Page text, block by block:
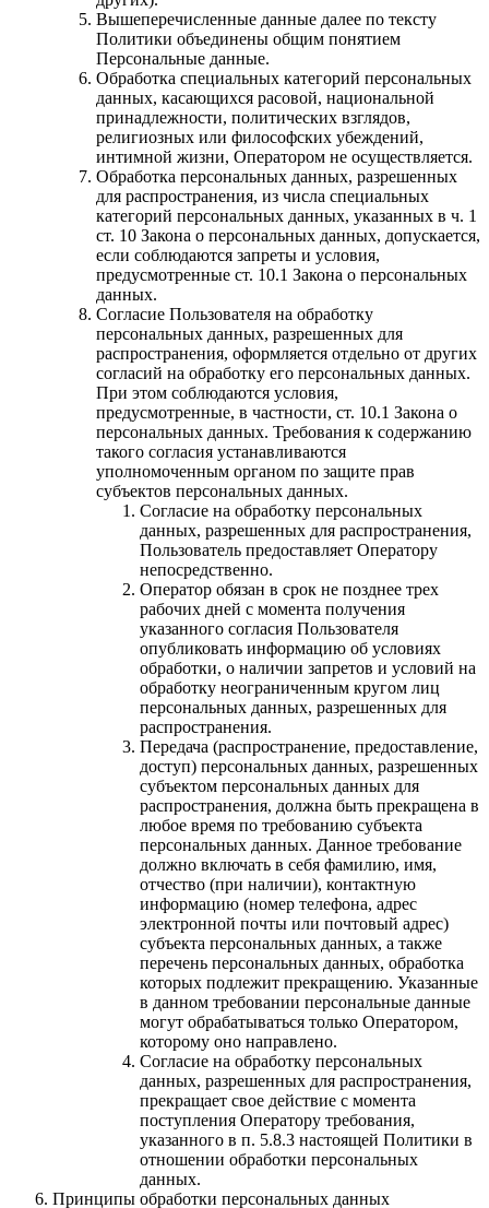
Вышеперечисленные данные далее по тексту
Политики объединены общим понятием
Персональные данные.
Обработка специальных категорий персональных
данных, касающихся расовой, национальной
принадлежности, политических взглядов,
религиозных или философских убеждений,
интимной жизни, Оператором не осуществляется.
Обработка персональных данных, разрешенных
для распространения, из числа специальных
категорий персональных данных, указанных в ч. 1
ст. 10 Закона о персональных данных, допускается,
если соблюдаются запреты и условия,
предусмотренные ст. 10.1 Закона о персональных
данных.
Согласие Пользователя на обработку
персональных данных, разрешенных для
распространения, оформляется отдельно от других
согласий на обработку его персональных данных.
При этом соблюдаются условия,
предусмотренные, в частности, ст. 10.1 Закона о
персональных данных. Требования к содержанию
такого согласия устанавливаются
уполномоченным органом по защите прав
субъектов персональных данных.
Согласие на обработку персональных
данных, разрешенных для распространения,
Пользователь предоставляет Оператору
непосредственно.
Оператор обязан в срок не позднее трех
рабочих дней с момента получения
указанного согласия Пользователя
опубликовать информацию об условиях
обработки, о наличии запретов и условий на
обработку неограниченным кругом лиц
персональных данных, разрешенных для
распространения.
Передача (распространение, предоставление,
доступ) персональных данных, разрешенных
субъектом персональных данных для
распространения, должна быть прекращена в
любое время по требованию субъекта
персональных данных. Данное требование
должно включать в себя фамилию, имя,
отчество (при наличии), контактную
информацию (номер телефона, адрес
электронной почты или почтовый адрес)
субъекта персональных данных, а также
перечень персональных данных, обработка
которых подлежит прекращению. Указанные
в данном требовании персональные данные
могут обрабатываться только Оператором,
которому оно направлено.
Согласие на обработку персональных
данных, разрешенных для распространения,
прекращает свое действие с момента
поступления Оператору требования,
указанного в п. 5.8.3 настоящей Политики в
отношении обработки персональных
данных.
Принципы обработки персональных данных